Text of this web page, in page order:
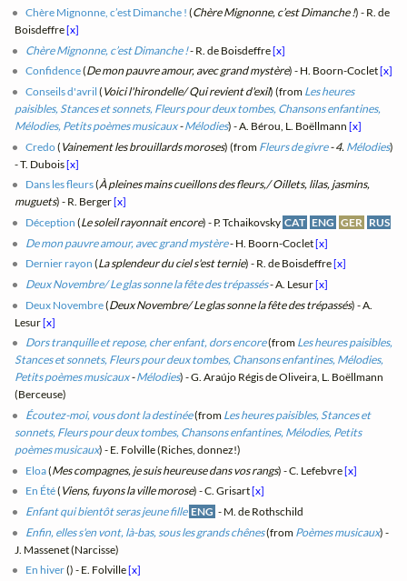
Chère Mignonne, c’est Dimanche ! (Chère Mignonne, c’est Dimanche !) - R. de
Boisdeffre[x]
Chère Mignonne, c’est Dimanche !- R. de Boisdeffre[x]
Confidence(De mon pauvre amour, avec grand mystère) - H. Boorn-Coclet[x]
Conseils d'avril ( Voici l'hirondelle/ Qui revient d'exil) (from Les heures
paisibles, Stances et sonnets, Fleurs pour deux tombes, Chansons enfantines,
Mélodies, Petits poèmes musicaux-Mélodies) - A. Bérou, L. Boëllmann[x]
Credo( Vainement les brouillards moroses) (from Fleurs de givre- 4. Mélodies)
- T. Dubois[x]
Dans les fleurs(À pleines mains cueillons des fleurs,/ Oillets, lilas, jasmins,
muguets) - R. Berger[x]
Déception (Le soleil rayonnait encore) - P. Tchaikovsky CAT ENG GER RUS
De mon pauvre amour, avec grand mystère- H. Boorn-Coclet[x]
Dernier rayon (La splendeur du ciel s'est ternie) - R. de Boisdeffre[x]
Deux Novembre/ Le glas sonne la fête des trépassés- A. Lesur[x]
Deux Novembre(Deux Novembre/ Le glas sonne la fête des trépassés) - A.
Lesur[x]
Dors tranquille et repose, cher enfant, dors encore(from Les heures paisibles,
Stances et sonnets, Fleurs pour deux tombes, Chansons enfantines, Mélodies,
Petits poèmes musicaux-Mélodies) - G. Araújo Régis de Oliveira, L. Boëllmann
(Berceuse)
Écoutez-moi, vous dont la destinée(from Les heures paisibles, Stances et
sonnets, Fleurs pour deux tombes, Chansons enfantines, Mélodies, Petits
poèmes musicaux) - E. Folville (Riches, donnez!)
Eloa(Mes compagnes, je suis heureuse dans vos rangs) - C. Lefebvre[x]
En Été( Viens, fuyons la ville morose) - C. Grisart[x]
Enfant qui bientôt seras jeune fille ENG - M. de Rothschild
Enfin, elles s'en vont, là-bas, sous les grands chênes(from Poèmes musicaux) -
J. Massenet (Narcisse)
En hiver() - E. Folville[x]